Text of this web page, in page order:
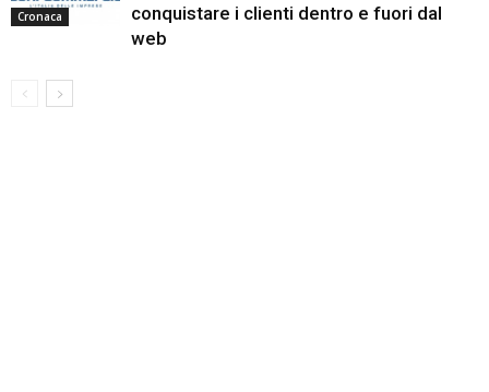
Cronaca
conquistare i clienti dentro e fuori dal
web